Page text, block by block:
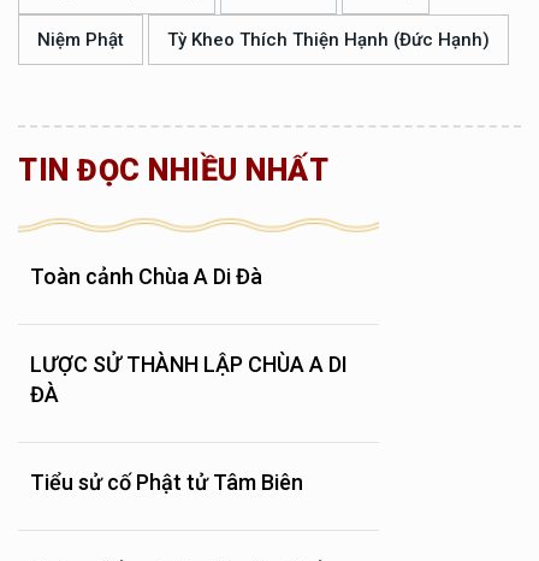
Niệm Phật Tỳ Kheo Thích Thiện Hạnh (Đức Hạnh)
TIN ĐỌC NHIỀU NHẤT
Toàn cảnh Chùa A Di Đà
LƯỢC SỬ THÀNH LẬP CHÙA A DI
ĐÀ
Tiểu sử cố Phật tử Tâm Biên